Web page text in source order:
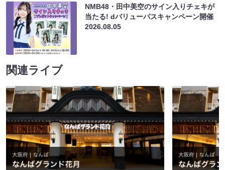
NMB48・田中美空のサイン入りチェキが
当たる! dバリューパスキャンペーン開催
2026.08.05
関連ライブ